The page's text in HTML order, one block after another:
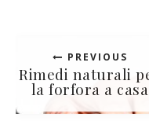
PREVIOUS
Rimedi naturali
la forfora a casa